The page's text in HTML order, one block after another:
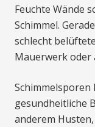
Feuchte Wände
Schimmel.
schlecht
Mauerwerk oder
gesundheitliche
anderem